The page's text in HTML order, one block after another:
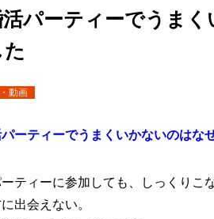
活パーティーでうま
た
動画
ーティーでうまくいかないのはな
ティーに参加しても、しっくりこ
出会えない。